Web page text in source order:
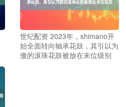
世纪配资 2023年，shimano开
始全面转向轴承花鼓，其引以为
傲的滚珠花鼓被放在末位级别